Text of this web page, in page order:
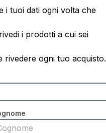
i tuoi dati ogni volta che
i prodotti a cui sei
rivedere ogni tuo acquisto.